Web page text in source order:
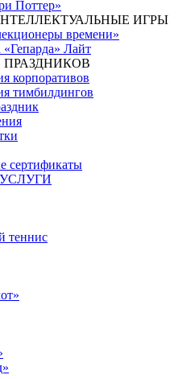
Поттер»
ИГРЫ
времени»
Лайт
корпоративов
тимбилдингов
сертификаты
теннис